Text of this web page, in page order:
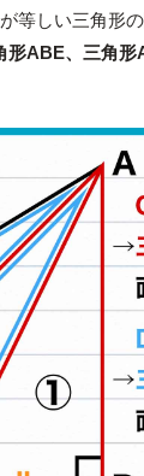
が等しい三角形
形ABE、三角